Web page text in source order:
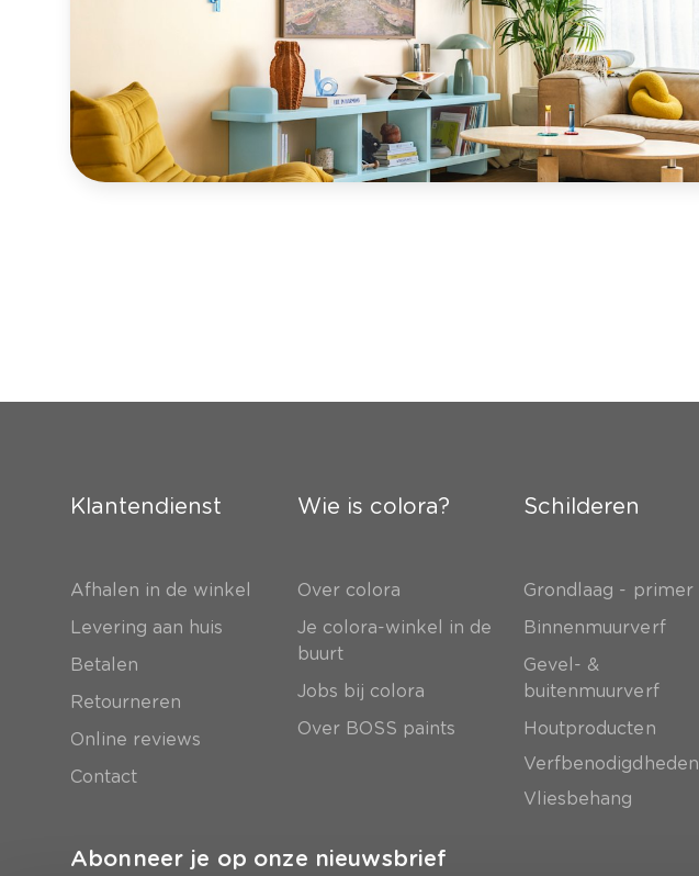
Klantendienst
Afhalen in de winkel
Levering aan huis
Betalen
Retourneren
Online reviews
Contact
Wie is colora?
Over colora
Je colora-winkel in de
buurt
Jobs bij colora
Over BOSS paints
Schilderen
Grondlaag - primer
Binnenmuurverf
Gevel- &
buitenmuurverf
Houtproducten
Verfbenodigdheden
Vliesbehang
Abonneer je op onze nieuwsbrief